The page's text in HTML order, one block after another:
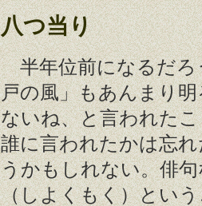
八つ当り
半年位前になるだろ
戸の風」もあんまり
ないね、と言われた
誰に言われたかは忘
うかもしれない。俳
（しよくもく）とい